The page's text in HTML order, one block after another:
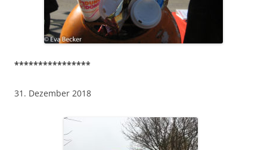
****************
31. Dezember 2018